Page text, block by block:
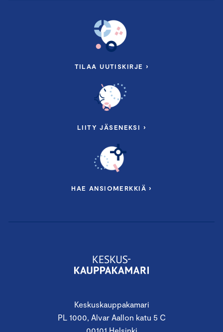
Keskuskauppakamari
PL 1000, Alvar Aallon katu 5 C
TILAA UUTISKIRJE ›
LIITY JÄSENEKSI ›
HAE ANSIOMERKKIÄ ›